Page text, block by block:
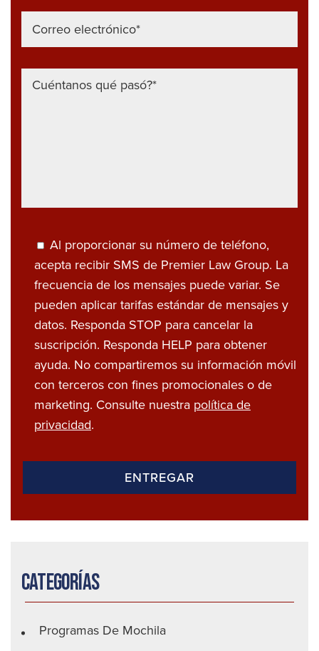
Al proporcionar su número de teléfono,
acepta recibir SMS de Premier Law Group. La
frecuencia de los mensajes puede variar. Se
pueden aplicar tarifas estándar de mensajes y
datos. Responda STOP para cancelar la
suscripción. Responda HELP para obtener
ayuda. No compartiremos su información móvil
con terceros con fines promocionales o de
marketing. Consulte nuestra política de
privacidad.
Categorías
Programas De Mochila